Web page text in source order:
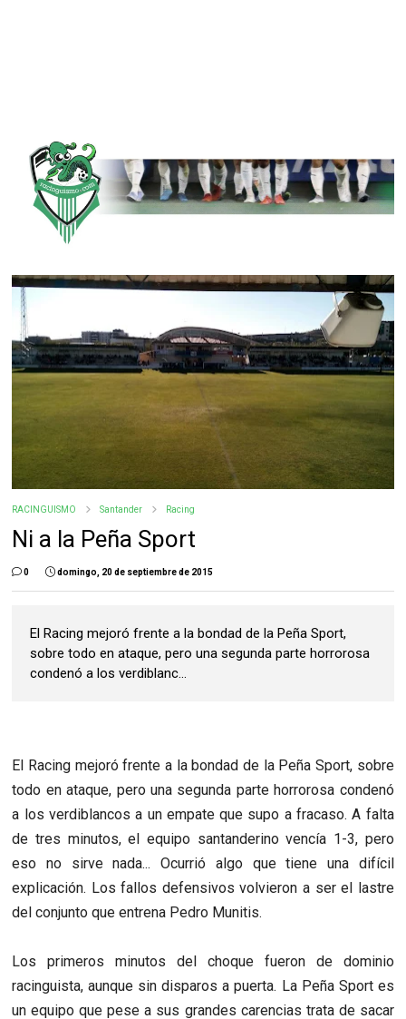
RACINGUISMO Santander Racing
Ni a la Peña Sport
0 domingo, 20 de septiembre de 2015
El Racing mejoró frente a la bondad de la Peña Sport,
sobre todo en ataque, pero una segunda parte horrorosa
condenó a los verdiblanc...
El Racing mejoró frente a la bondad de la Peña Sport, sobre
todo en ataque, pero una segunda parte horrorosa condenó
a los verdiblancos a un empate que supo a fracaso. A falta
de tres minutos, el equipo santanderino vencía 1-3, pero
eso no sirve nada... Ocurrió algo que tiene una difícil
explicación. Los fallos defensivos volvieron a ser el lastre
del conjunto que entrena Pedro Munitis.
Los primeros minutos del choque fueron de dominio
racinguista, aunque sin disparos a puerta. La Peña Sport es
un equipo que pese a sus grandes carencias trata de sacar